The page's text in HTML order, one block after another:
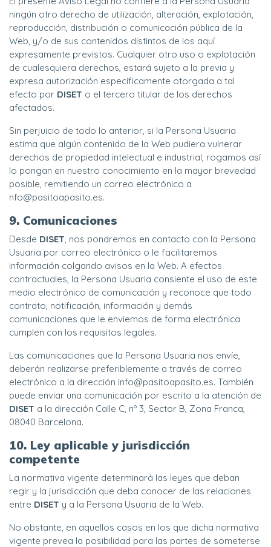
ningún otro derecho de utilización, alteración, explotación,
reproducción, distribución o comunicación pública de la
Web, y/o de sus contenidos distintos de los aquí
expresamente previstos. Cualquier otro uso o explotación
de cualesquiera derechos, estará sujeto a la previa y
expresa autorización específicamente otorgada a tal
efecto por DISET o el tercero titular de los derechos
afectados.
Sin perjuicio de todo lo anterior, si la Persona Usuaria
estima que algún contenido de la Web pudiera vulnerar
derechos de propiedad intelectual e industrial, rogamos así
lo pongan en nuestro conocimiento en la mayor brevedad
posible, remitiendo un correo electrónico a
nfo@pasitoapasito.es.
9. Comunicaciones
Desde DISET, nos pondremos en contacto con la Persona
Usuaria por correo electrónico o le facilitaremos
información colgando avisos en la Web. A efectos
contractuales, la Persona Usuaria consiente el uso de este
medio electrónico de comunicación y reconoce que todo
contrato, notificación, información y demás
comunicaciones que le enviemos de forma electrónica
cumplen con los requisitos legales.
Las comunicaciones que la Persona Usuaria nos envíe,
deberán realizarse preferiblemente a través de correo
electrónico a la dirección info@pasitoapasito.es. También
puede enviar una comunicación por escrito a la atención de
DISET a la dirección Calle C, nº 3, Sector B, Zona Franca,
08040 Barcelona.
10. Ley aplicable y jurisdicción
competente
La normativa vigente determinará las leyes que deban
regir y la jurisdicción que deba conocer de las relaciones
entre DISET y a la Persona Usuaria de la Web.
No obstante, en aquellos casos en los que dicha normativa
vigente prevea la posibilidad para las partes de someterse